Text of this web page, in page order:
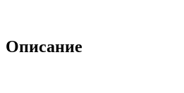
Описание